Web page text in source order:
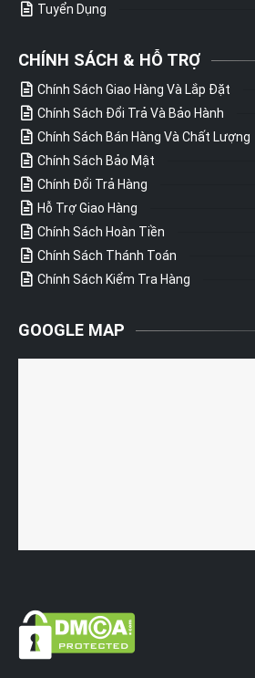
Tuyển Dụng
CHÍNH SÁCH & HỖ TRỢ
Chính Sách Giao Hàng Và Lắp Đặt
Chính Sách Đổi Trả Và Bảo Hành
Chính Sách Bán Hàng Và Chất Lượng
Chính Sách Bảo Mật
Chính Đổi Trả Hàng
Hỗ Trợ Giao Hàng
Chính Sách Hoàn Tiền
Chính Sách Thánh Toán
Chính Sách Kiểm Tra Hàng
GOOGLE MAP